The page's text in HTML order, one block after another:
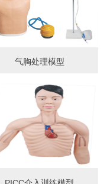
气胸处理模型